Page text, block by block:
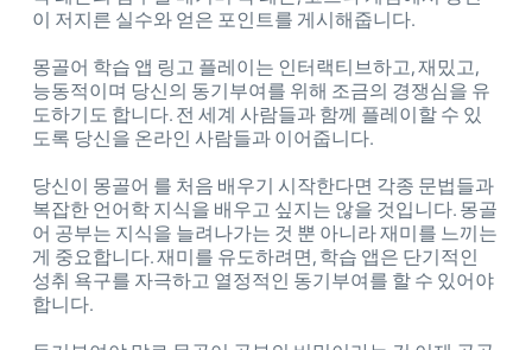
이 저지른 실수와 얻은 포인트를 게시해줍니다.
몽골어 학습 앱 링고 플레이는 인터랙티브하고, 재밌고,
능동적이며 당신의 동기부여를 위해 조금의 경쟁심을 유
도하기도 합니다. 전 세계 사람들과 함께 플레이할 수 있
도록 당신을 온라인 사람들과 이어줍니다.
당신이 몽골어 를 처음 배우기 시작한다면 각종 문법들과
복잡한 언어학 지식을 배우고 싶지는 않을 것입니다. 몽골
어 공부는 지식을 늘려나가는 것 뿐 아니라 재미를 느끼는
게 중요합니다. 재미를 유도하려면, 학습 앱은 단기적인
성취 욕구를 자극하고 열정적인 동기부여를 할 수 있어야
합니다.